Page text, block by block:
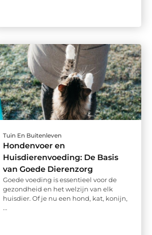
Tuin En Buitenleven
Hondenvoer en
Huisdierenvoeding: De Basis
van Goede Dierenzorg
Goede voeding is essentieel voor de
gezondheid en het welzijn van elk
huisdier. Of je nu een hond, kat, konijn,
...